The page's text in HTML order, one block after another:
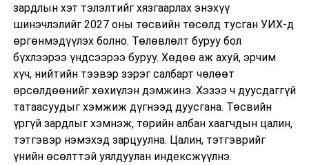
зардлын хэт тэлэлтийг хязгаарлах энэхүү
шинэчлэлийг 2027 оны төсвийн төсөлд тусган УИХ-д
өргөнмэдүүлэх болно. Төлөвлөлт буруу бол
бүхлээрээ үндсээрээ буруу. Хөдөө аж ахуй, эрчим
хүч, нийтийн тээвэр зэрэг салбарт чөлөөт
өрсөлдөөнийг хөхиүлэн дэмжинэ. Хэзээ ч дуусдаггүй
татаасуудыг хэмжиж дүгнээд дуусгана. Төсвийн
үргүй зардлыг хэмнэж, төрийн албан хаагчдын цалин,
тэтгэвэр нэмэхэд зарцуулна. Цалин, тэтгэврийг
үнийн өсөлттэй уялдуулан индексжүүлнэ.